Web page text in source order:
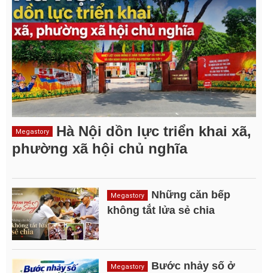
Megastory
Hà Nội dồn lực triển khai xã,
phường xã hội chủ nghĩa
Megastory
Những căn bếp
không tắt lửa sẻ chia
Megastory
Bước nhảy số ở